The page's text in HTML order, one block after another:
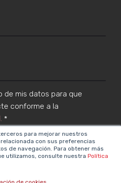
para mejorar nuestros
con sus preferencias
de navegación. Para obtener más
utilizamos, consulte nuestra Política
mis datos para que
conforme a la
*